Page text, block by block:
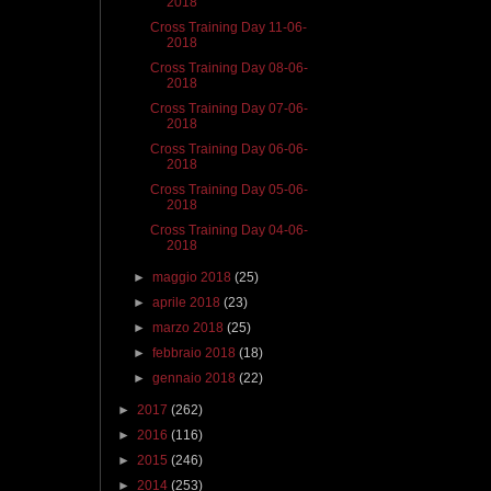
Cross Training Day 11-06-
2018
Cross Training Day 08-06-
2018
Cross Training Day 07-06-
2018
Cross Training Day 06-06-
2018
Cross Training Day 05-06-
2018
Cross Training Day 04-06-
2018
►maggio 2018(25)
►aprile 2018(23)
►marzo 2018(25)
►febbraio 2018(18)
►gennaio 2018(22)
► 2017 (262)
► 2016 (116)
► 2015 (246)
► 2014 (253)